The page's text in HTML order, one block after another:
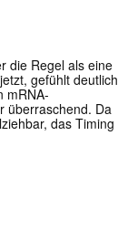
die Regel als eine
gefühlt deutlich
mRNA-
überraschend. Da
das Timing